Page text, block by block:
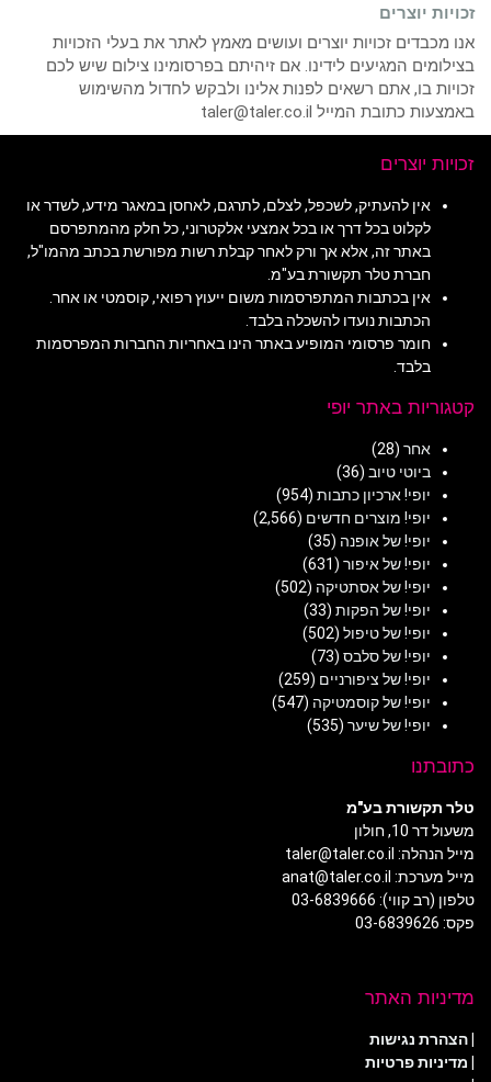
זכויות יוצרים
אנו מכבדים זכויות יוצרים ועושים מאמץ לאתר את בעלי הזכויות
בצילומים המגיעים לידינו. אם זיהיתם בפרסומינו צילום שיש לכם
זכויות בו, אתם רשאים לפנות אלינו ולבקש לחדול מהשימוש
באמצעות כתובת המייל taler@taler.co.il
זכויות יוצרים
אין להעתיק, לשכפל, לצלם, לתרגם, לאחסן במאגר מידע, לשדר או
לקלוט בכל דרך או בכל אמצעי אלקטרוני, כל חלק מהמתפרסם
באתר זה, אלא אך ורק לאחר קבלת רשות מפורשת בכתב מהמו"ל,
חברת טלר תקשורת בע"מ.
אין בכתבות המתפרסמות משום ייעוץ רפואי, קוסמטי או אחר.
הכתבות נועדו להשכלה בלבד.
חומר פרסומי המופיע באתר הינו באחריות החברות המפרסמות
בלבד.
קטגוריות באתר יופי
אחר (28)
ביוטי טיוב (36)
יופי! ארכיון כתבות (954)
יופי! מוצרים חדשים (2,566)
יופי! של אופנה (35)
יופי! של איפור (631)
יופי! של אסתטיקה (502)
יופי! של הפקות (33)
יופי! של טיפול (502)
יופי! של סלבס (73)
יופי! של ציפורניים (259)
יופי! של קוסמטיקה (547)
יופי! של שיער (535)
כתובתנו
טלר תקשורת בע"מ
משעול דר 10, חולון
מייל הנהלה: taler@taler.co.il
מייל מערכת: anat@taler.co.il
טלפון (רב קווי): 03-6839666
פקס: 03-6839626
מדיניות האתר
|הצהרת נגישות
| מדיניות פרטיות